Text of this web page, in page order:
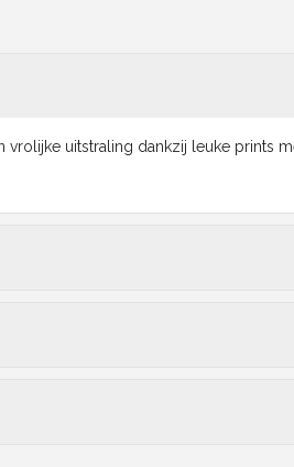
uitstraling dankzij leuke prints